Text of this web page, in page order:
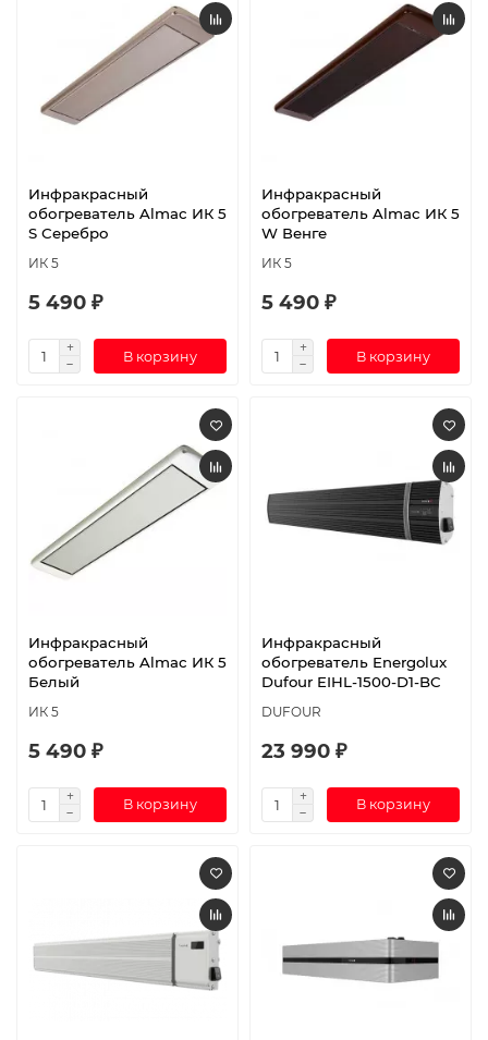
Инфракрасный
обогреватель Almac ИК 5
S Серебро
ИК 5
5 490 ₽
В корзину
Инфракрасный
обогреватель Almac ИК 5
W Венге
ИК 5
5 490 ₽
В корзину
Инфракрасный
обогреватель Almac ИК 5
Белый
ИК 5
5 490 ₽
В корзину
Инфракрасный
обогреватель Energolux
Dufour EIHL-1500-D1-BC
DUFOUR
23 990 ₽
В корзину